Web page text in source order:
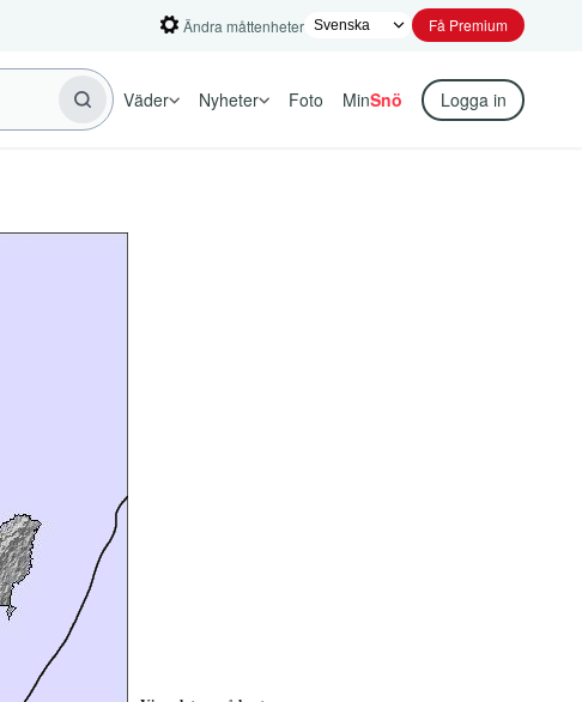
Ändra måttenheter Få Premium
Väder Nyheter Foto MinSnö Logga in